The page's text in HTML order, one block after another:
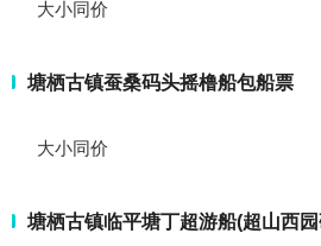
大小同价
塘栖古镇蚕桑码头摇橹船包船票
大小同价
塘栖古镇临平塘丁超游船(超山西